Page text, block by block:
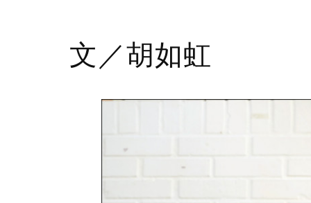
文／胡如虹